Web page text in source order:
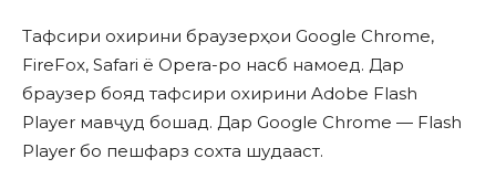
Тафсири охирини браузерҳои Google Chrome,
FireFox, Safari ё Opera-ро насб намоед. Дар
браузер бояд тафсири охирини Adobe Flash
Player мавҷуд бошад. Дар Google Chrome — Flash
Player бо пешфарз сохта шудааст.